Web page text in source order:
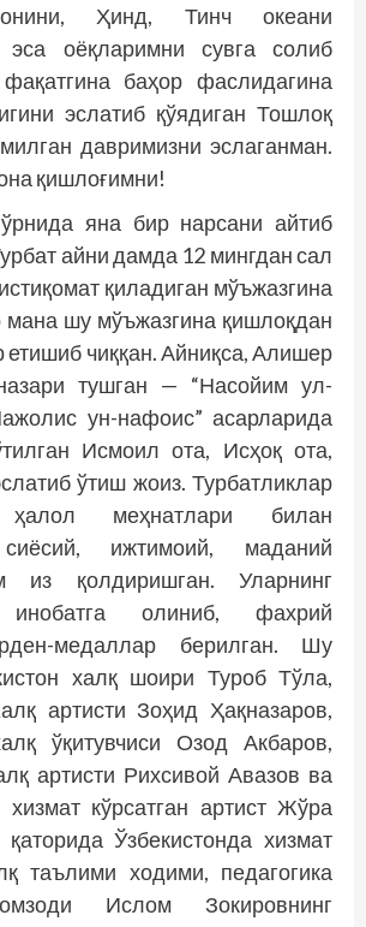
Ҳинд, Тинч океани
эса оёқларимни сувга солиб
баҳор фаслидагина
эслатиб қўядиган Тошлоқ
давримизни эслаганман.
қишлоғимни!
яна бир нарсани айтиб
айни дамда 12 мингдан сал
қиладиган мўъжазгина
шу мўъжазгина қишлоқдан
етишиб чиққан. Айниқса, Алишер
тушган — “Насойим ул-
ун-нафоис” асарларида
Исмоил ота, Исҳоқ ота,
ўтиш жоиз. Турбатликлар
ҳалол меҳнатлари билан
сиёсий, ижтимоий, маданий
из қолдиришган. Уларнинг
инобатга олиниб, фахрий
медаллар берилган. Шу
халқ шоири Туроб Тўла,
артисти Зоҳид Ҳақназаров,
ўқитувчиси Озод Акбаров,
артисти Рихсивой Авазов ва
хизмат кўрсатган артист Жўра
Ўзбекистонда хизмат
таълими ходими, педагогика
Ислом Зокировнинг